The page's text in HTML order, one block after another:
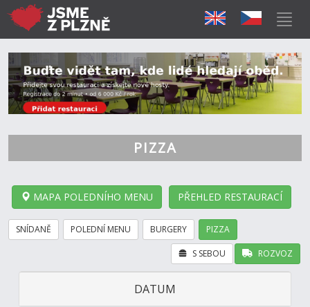
PIZZA
MAPA POLEDNÍHO MENU PŘEHLED RESTAURACÍ
SNÍDANĚ POLEDNÍ MENU BURGERY PIZZA
ROZVOZ
S SEBOU
DATUM